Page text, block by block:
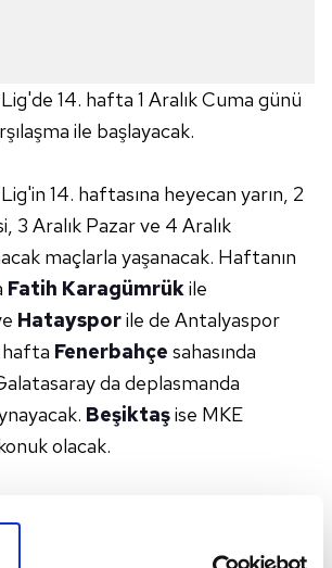
14. hafta 1 Aralık Cuma günü
ile başlayacak.
14. haftasına heyecan yarın, 2
3 Aralık Pazar ve 4 Aralık
maçlarla yaşanacak. Haftanın
Fatih Karagümrükile
Hataysporile de Antalyaspor
hafta Fenerbahçe sahasında
da deplasmanda
Beşiktaşise MKE
olacak.